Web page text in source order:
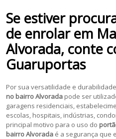
Se estiver
de enrolar em
Alvorada, conte
Guaruportas
Por sua versatilidade e
no bairro Alvorada pode ser
garagens residenciais,
escolas, hospitais, indústrias,
principal motivo para o uso do
bairro Alvorada é a segurança que